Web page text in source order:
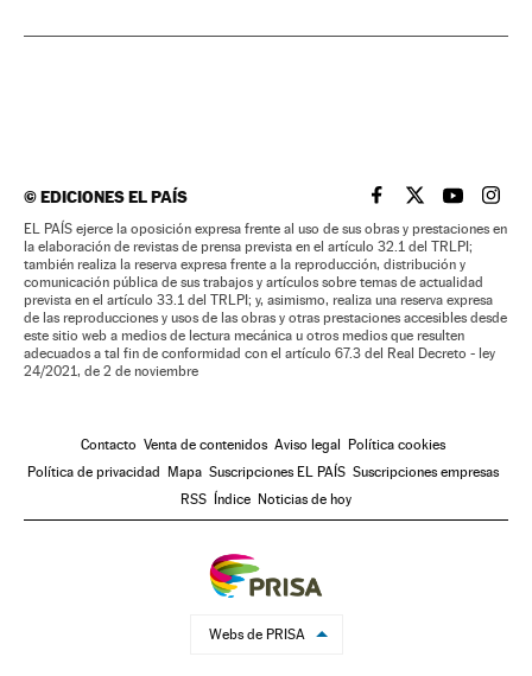
©EDICIONES EL PAÍS EL PAÍS BRASIL EN
EL PAÍSEL PAÍS
EL
EL PAÍS ejerce la oposición expresa frente al uso de sus obras y prestaciones en
la elaboración de revistas de prensa prevista en el artículo 32.1 del TRLPI;
también realiza la reserva expresa frente a la reproducción, distribución y
comunicación pública de sus trabajos y artículos sobre temas de actualidad
prevista en el artículo 33.1 del TRLPI; y, asimismo, realiza una reserva expresa
de las reproducciones y usos de las obras y otras prestaciones accesibles desde
este sitio web a medios de lectura mecánica u otros medios que resulten
adecuados a tal fin de conformidad con el artículo 67.3 del Real Decreto - ley
24/2021, de 2 de noviembre
Contacto Venta de contenidos Aviso legal
Política cookies
Política de privacidad
Mapa Suscripciones EL PAÍS Suscripciones empresas
RSS
Índice Noticias de hoy
Webs de PRISA